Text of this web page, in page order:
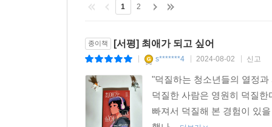
1 2
종이책 [서평] 최애가 되고 싶어
s*******4 2024-08-02 신고
"덕질하는 청소년들의 열정
덕질한 사람은 영원히 덕질
빠져서 덕질해 본 경험이 있